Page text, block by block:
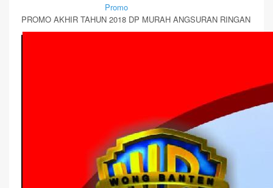
Promo
PROMO AKHIR TAHUN 2018 DP MURAH ANGSURAN RINGAN